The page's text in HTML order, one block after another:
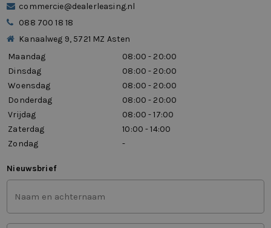
commercie@dealerleasing.nl
088 700 18 18
Kanaalweg 9, 5721 MZ Asten
Maandag
08:00 - 20:00
Dinsdag
08:00 - 20:00
Woensdag
08:00 - 20:00
Donderdag
08:00 - 20:00
Vrijdag
08:00 - 17:00
Zaterdag
10:00 - 14:00
Zondag
-
Nieuwsbrief
Voor-
en
achternaam
(Vereist)